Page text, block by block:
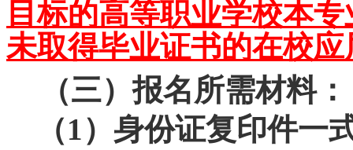
目标的高等职业学校本
未取得毕业证书的在校
（三）报名所需材料：
（1）身份证复印件一